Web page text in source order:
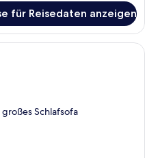
für Reisedaten anzeigen
Schlafzimmer, hochwertige
Schlafsofa